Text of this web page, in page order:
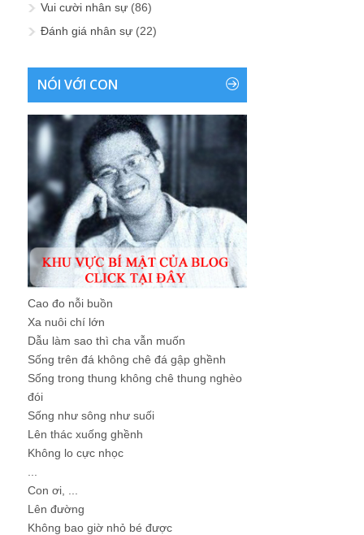
Vui cười nhân sự (86)
Đánh giá nhân sự (22)
NÓI VỚI CON
Cao đo nỗi buồn
Xa nuôi chí lớn
Dẫu làm sao thì cha vẫn muốn
Sống trên đá không chê đá gập ghềnh
Sống trong thung không chê thung nghèo
đói
Sống như sông như suối
Lên thác xuống ghềnh
Không lo cực nhọc
Con ơi, ...
Lên đường
Không bao giờ nhỏ bé được